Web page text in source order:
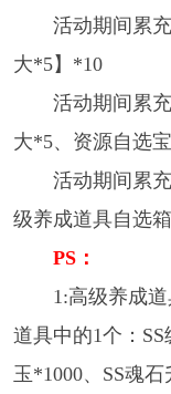
活动期间累
大*5】*10
活动期间累
大*5、资源自选
活动期间累
级养成道具自选
PS：
1:高级养成
道具中的1个：
玉*1000、SS魂